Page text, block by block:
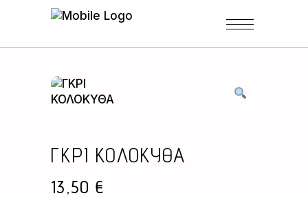
ΓΚΡΙ ΚΟΛΟΚΥΘΑ
13,50 €